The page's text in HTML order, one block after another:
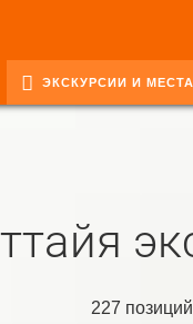
ЭКСКУРСИИ И МЕСТА
227